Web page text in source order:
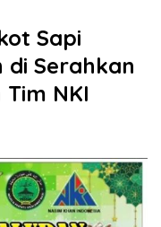
Sapi
di Serahkan
Tim NKI